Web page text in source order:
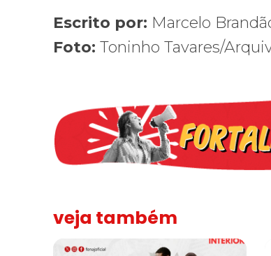
Escrito por: Marcelo
Foto: Toninho Tavares/
veja também
Assinada nova CCT de jornais e revistas do